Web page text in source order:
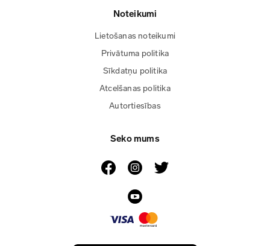
Noteikumi
Lietošanas noteikumi
Privātuma politika
Sīkdatņu politika
Atcelšanas politika
Autortiesības
Seko mums